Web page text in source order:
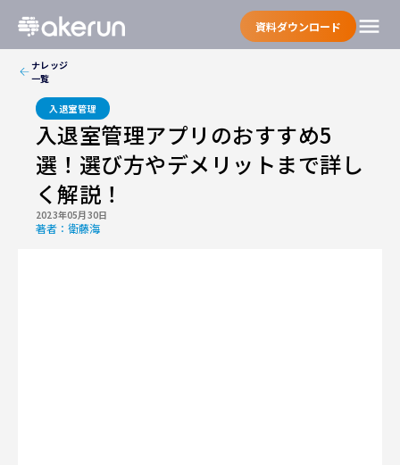
資料ダウンロード menu
ナレッジ
一覧
入退室管理
入退室管理アプリのおすすめ5
選！選び方やデメリットまで詳し
く解説！
2023年05月30日
著者： 衛藤海